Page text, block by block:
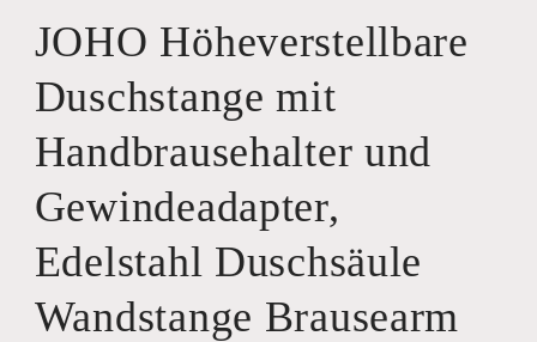
JOHO Höheverstellbare
Duschstange mit
Handbrausehalter und
Gewindeadapter,
Edelstahl Duschsäule
Wandstange Brausearm